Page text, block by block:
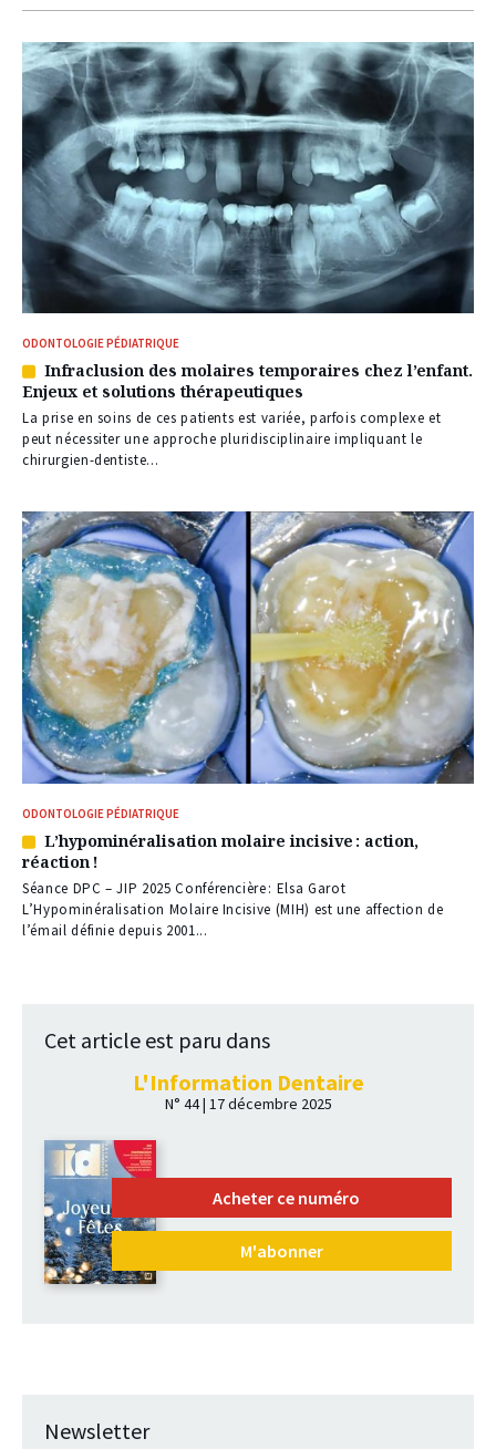
ODONTOLOGIE PÉDIATRIQUE
Article
réservé
à
nos
abonnés
Infraclusion des molaires temporaires chez l’enfant.
Enjeux et solutions thérapeutiques
La prise en soins de ces patients est variée, parfois complexe et
peut nécessiter une approche pluridisciplinaire impliquant le
chirurgien-dentiste...
ODONTOLOGIE PÉDIATRIQUE
Article
réservé
à
nos
abonnés
L’hypominéralisation molaire incisive : action,
réaction !
Séance DPC – JIP 2025 Conférencière : Elsa Garot
L’Hypominéralisation Molaire Incisive (MIH) est une affection de
l’émail définie depuis 2001...
Cet article est paru dans
L'Information Dentaire
N° 44 | 17 décembre 2025
Acheter ce numéro
M'abonner
Newsletter